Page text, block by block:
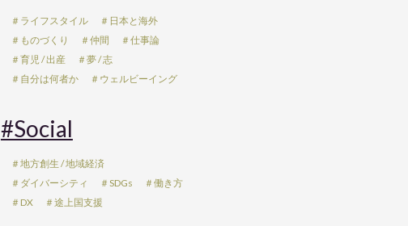
＃ライフスタイル
＃日本と海外
＃ものづくり
＃仲間
＃仕事論
＃育児 / 出産
＃夢 / 志
＃自分は何者か
＃ウェルビーイング
#Social
＃地方創生 / 地域経済
＃ダイバーシティ
＃SDGs
＃働き方
＃DX
＃途上国支援